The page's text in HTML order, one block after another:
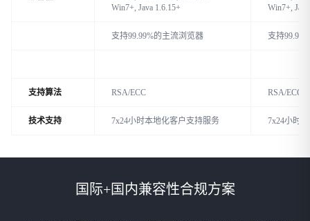
Win7+, Java 1.6.15+
Win7+,
支持99.99%的主流浏览器 支持
支持算法 RSA/ECC RSA/ECC
技术支持 7x24小时本地化客户支持服务 7x24小时
国际+国内兼容性合规方案